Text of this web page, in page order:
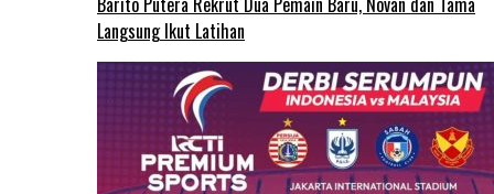
Langsung Ikut Latihan